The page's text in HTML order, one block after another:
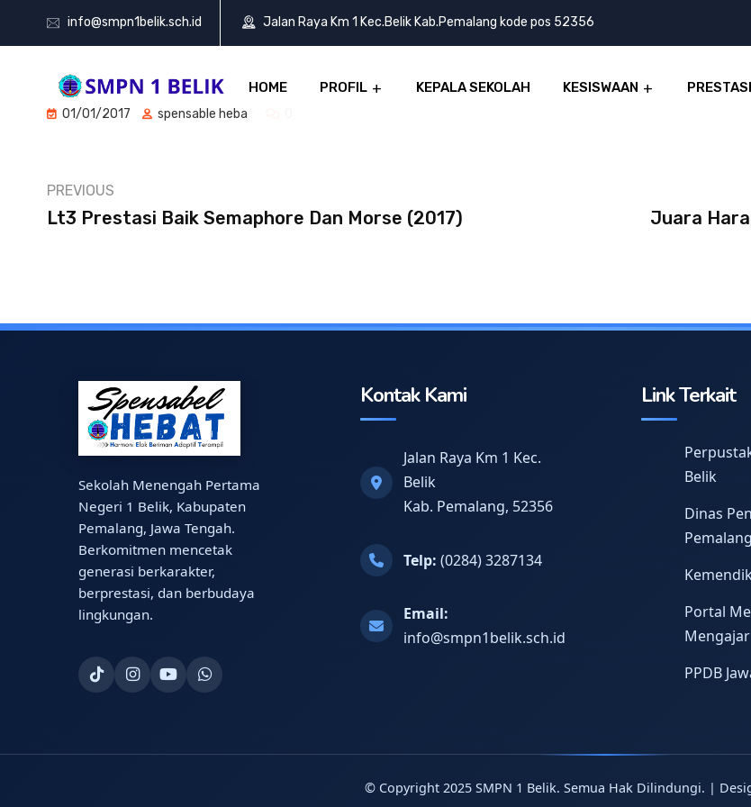
info@smpn1belik.sch.id Jalan Raya Km 1 Kec.Belik Kab.Pemalang kode pos 52356
HOME PROFIL KEPALA SEKOLAH KESISWAAN PRESTASI
01/01/2017 spensable hebat
PREVIOUS
Lt3 Prestasi Baik Semaphore Dan Morse (2017) Juara
Sekolah Menengah Pertama
Negeri 1 Belik, Kabupaten
Pemalang, Jawa Tengah.
Berkomitmen mencetak
generasi berkarakter,
berprestasi, dan berbudaya
lingkungan.
Kontak Kami
Jalan Raya Km 1 Kec.
Belik
Kab. Pemalang, 52356
Telp: (0284) 3287134
Email:
info@smpn1belik.sch.id
Link Terkait
Belik
Dinas
Pemalang
Portal
Mengajar
PPDB
© Copyright 2025 SMPN 1 Belik. Semua Hak Dilindungi. |